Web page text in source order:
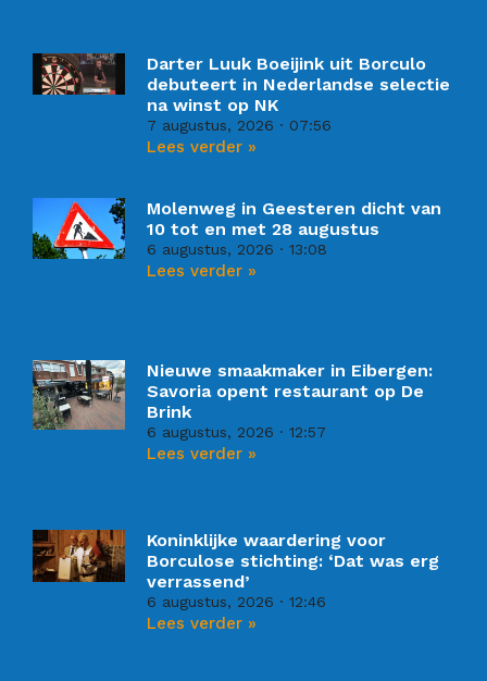
Darter Luuk Boeijink uit Borculo
debuteert in Nederlandse selectie
na winst op NK
7 augustus, 2026 07:56
Lees verder »
Molenweg in Geesteren dicht van
10 tot en met 28 augustus
6 augustus, 2026 13:08
Lees verder »
Nieuwe smaakmaker in Eibergen:
Savoria opent restaurant op De
Brink
6 augustus, 2026 12:57
Lees verder »
Koninklijke waardering voor
Borculose stichting: ‘Dat was erg
verrassend’
6 augustus, 2026 12:46
Lees verder »